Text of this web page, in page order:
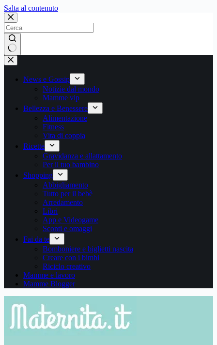
Salta al contenutoSalta
contenuto
Nessun
risultato
News e Gossip
Notizie dal mondo
Mamme vip
Bellezza e Benessere
Alimentazione
Fitness
Vita di coppia
Ricette
Gravidanza e allattamento
Per il tuo bambino
Shopping
Abbigliamento
Tutto per il bebè
Arredamento
Libri
App e Videogame
Sconti e omaggi
Fai da te
Bomboniere e biglietti nascita
Creare con i bimbi
Riciclo creativo
Mamme e lavoro
Mamme Blogger